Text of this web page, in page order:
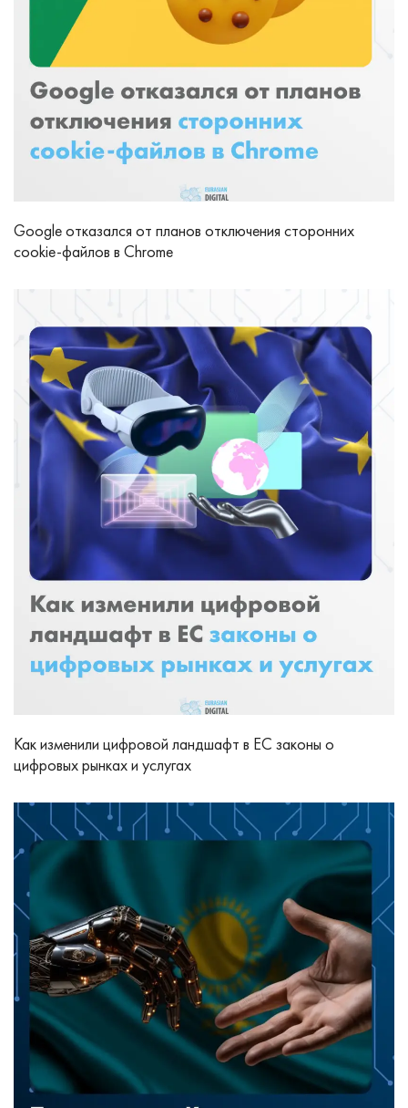
Google отказался от планов отключения сторонних
cookie-файлов в Chrome
Как изменили цифровой ландшафт в ЕС законы о
цифровых рынках и услугах